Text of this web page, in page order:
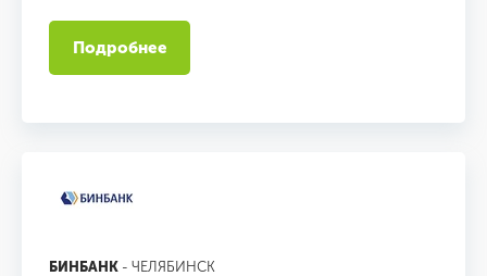
Подробнее
БИНБАНК - ЧЕЛЯБИНСК